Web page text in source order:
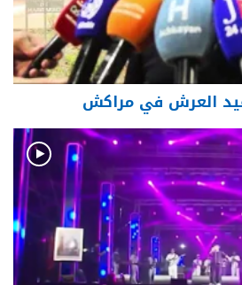
العرش في مراكش